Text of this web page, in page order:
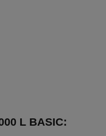
L BASIC: